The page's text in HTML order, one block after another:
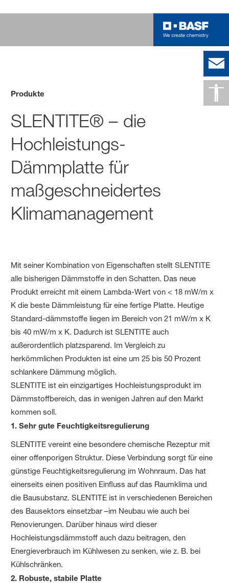
Produkte
SLENTITE® – die
Hochleistungs-
Dämmplatte für
maßgeschneidertes
Klimamanagement
Mit seiner Kombination von Eigenschaften stellt SLENTITE
alle bisherigen Dämmstoffe in den Schatten. Das neue
Produkt erreicht mit einem Lambda-Wert von < 18 mW/m x
K die beste Dämmleistung für eine fertige Platte. Heutige
Standard-dämmstoffe liegen im Bereich von 21 mW/m x K
bis 40 mW/m x K. Dadurch ist SLENTITE auch
außerordentlich platzsparend. Im Vergleich zu
herkömmlichen Produkten ist eine um 25 bis 50 Prozent
schlankere Dämmung möglich.
SLENTITE ist ein einzigartiges Hochleistungsprodukt im
Dämmstoffbereich, das in wenigen Jahren auf den Markt
kommen soll.
1. Sehr gute Feuchtigkeitsregulierung
SLENTITE vereint eine besondere chemische Rezeptur mit
einer offenporigen Struktur. Diese Verbindung sorgt für eine
günstige Feuchtigkeitsregulierung im Wohnraum. Das hat
einerseits einen positiven Einfluss auf das Raumklima und
die Bausubstanz. SLENTITE ist in verschiedenen Bereichen
des Bausektors einsetzbar –im Neubau wie auch bei
Renovierungen. Darüber hinaus wird dieser
Hochleistungsdämmstoff auch dazu beitragen, den
Energieverbrauch im Kühlwesen zu senken, wie z. B. bei
Kühlschränken.
2. Robuste, stabile Platte